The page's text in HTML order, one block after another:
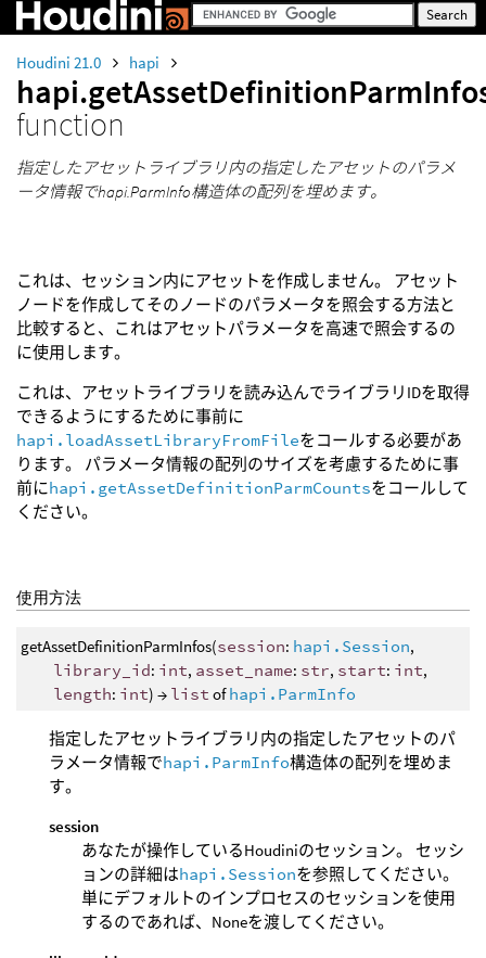
Houdini 21.0 hapi
function
指定したアセットライブラリ内の指定したアセットのパラメ
ータ情報でhapi.ParmInfo構造体の配列を埋めます。
これは、セッション内にアセットを作成しません。 アセット
ノードを作成してそのノードのパラメータを照会する方法と
比較すると、これはアセットパラメータを高速で照会するの
に使用します。
これは、アセットライブラリを読み込んでライブラリIDを取得
できるようにするために事前に
hapi.loadAssetLibraryFromFileをコールする必要があ
ります。 パラメータ情報の配列のサイズを考慮するために事
前にhapi.getAssetDefinitionParmCountsをコールして
ください。
使用方法
getAssetDefinitionParmInfos(session: hapi.Session,
library_id: int, asset_name: str, start: int,
length: int) → list ofhapi.ParmInfo
指定したアセットライブラリ内の指定したアセットのパ
ラメータ情報でhapi.ParmInfo構造体の配列を埋めま
す。
session
あなたが操作しているHoudiniのセッション。 セッシ
ョンの詳細はhapi.Sessionを参照してください。
単にデフォルトのインプロセスのセッションを使用
するのであれば、Noneを渡してください。